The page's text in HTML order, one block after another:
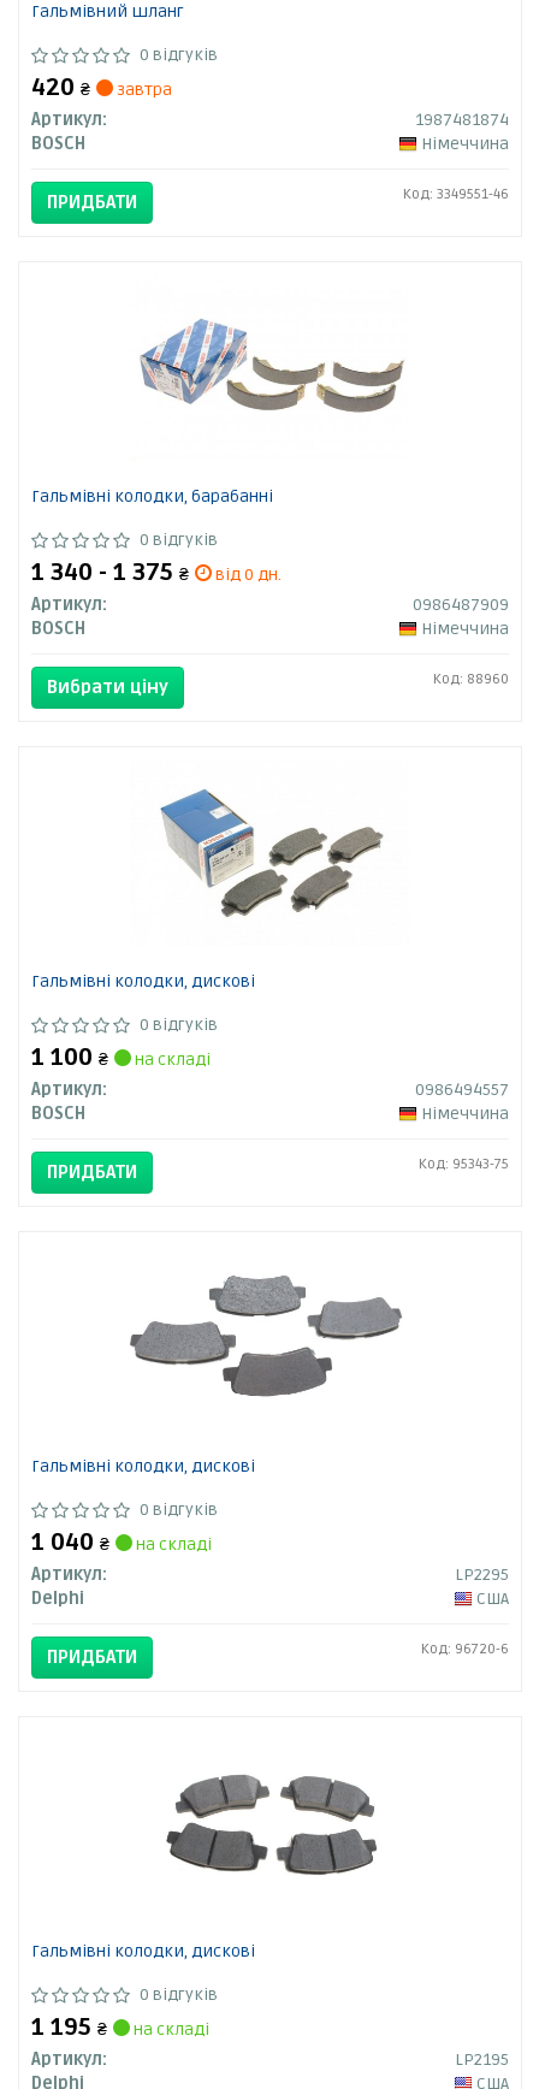
Гальмівний шланг
0 відгуків
420 ₴
завтра
Артикул:
1987481874
BOSCH
Німеччина
ПРИДБАТИ Код: 3349551-46
Гальмівні колодки, барабанні
0 відгуків
1 340 - 1 375 ₴
від 0 дн.
Артикул:
0986487909
BOSCH
Німеччина
Вибрати ціну Код: 88960
Гальмівні колодки, дискові
0 відгуків
1 100 ₴
на складі
Артикул:
0986494557
BOSCH
Німеччина
ПРИДБАТИ Код: 95343-75
Гальмівні колодки, дискові
0 відгуків
1 040 ₴
на складі
Артикул:
LP2295
Delphi
США
ПРИДБАТИ Код: 96720-6
Гальмівні колодки, дискові
0 відгуків
1 195 ₴
на складі
Артикул:
LP2195
Delphi
США